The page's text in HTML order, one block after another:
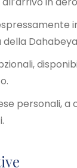
Dahabeya
personali, a